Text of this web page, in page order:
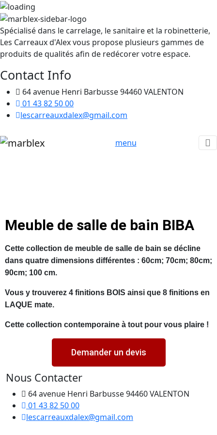
Spécialisé dans le carrelage, le sanitaire et la robinetterie,
Les Carreaux d'Alex vous propose plusieurs gammes de
produits de qualités afin de redécorer votre espace.
Contact Info
64 avenue Henri Barbusse 94460 VALENTON
01 43 82 50 00
lescarreauxdalex@gmail.com
menu
Meuble de salle de bain BIBA
Cette collection de meuble de salle de bain se décline
dans quatre dimensions différentes : 60cm; 70cm; 80cm;
90cm; 100 cm.
Vous y trouverez 4 finitions BOIS ainsi que 8 finitions en
LAQUE mate.
Cette collection contemporaine à tout pour vous plaire !
Demander un devis
Nous Contacter
64 avenue Henri Barbusse 94460 VALENTON
01 43 82 50 00
lescarreauxdalex@gmail.com